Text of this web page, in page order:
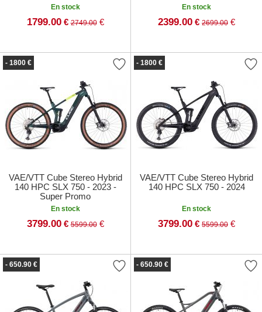
En stock
1799.00 € 2749.00€
En stock
2399.00 € 2699.00 €
- 1800 €
VAE/VTT Cube Stereo Hybrid
140 HPC SLX 750 - 2023 -
Super Promo
En stock
3799.00 € 5599.00€
- 1800 €
VAE/VTT Cube Stereo Hybrid
140 HPC SLX 750 - 2024
En stock
3799.00 € 5599.00 €
- 650.90 € - 650.90 €